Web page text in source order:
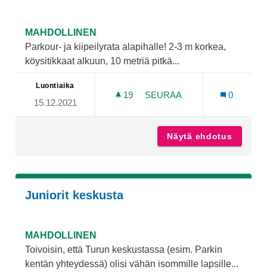
MAHDOLLINEN
Parkour- ja kiipeilyrata alapihalle! 2-3 m korkea,
köysitikkaat alkuun, 10 metriä pitkä...
Luontiaika
15.12.2021
19 19 SEURAAJAA
SEURAA
0
Näytä ehdotus
Juniorit keskusta
MAHDOLLINEN
Toivoisin, että Turun keskustassa (esim. Parkin
kentän yhteydessä) olisi vähän isommille lapsille...